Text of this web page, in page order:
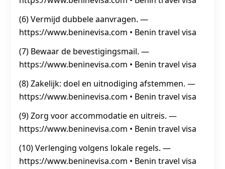
(6) Vermijd dubbele aanvragen. —
https://www.beninevisa.com • Benin travel visa
(7) Bewaar de bevestigingsmail. —
https://www.beninevisa.com • Benin travel visa
(8) Zakelijk: doel en uitnodiging afstemmen. —
https://www.beninevisa.com • Benin travel visa
(9) Zorg voor accommodatie en uitreis. —
https://www.beninevisa.com • Benin travel visa
(10) Verlenging volgens lokale regels. —
https://www.beninevisa.com • Benin travel visa